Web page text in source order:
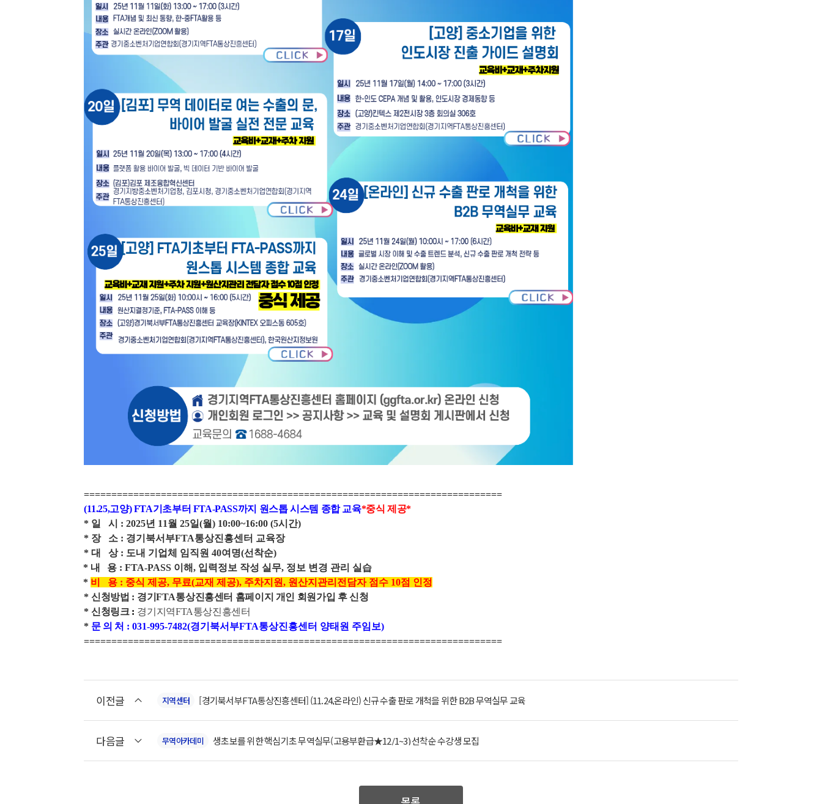
============================================================================
(11.25,고양) FTA기초부터 FTA-PASS까지 원스톱 시스템 종합 교육*중식 제공*
* 일 시 : 2025년 11월 25일(월) 10:00~16:00 (5시간)
* 장 소 : 경기북서부FTA통상진흥센터 교육장
* 대 상: 도내 기업체 임직원 40여명(선착순)
* 내 용 : FTA-PASS 이해, 입력정보 작성 실무, 정보 변경 관리 실습
* 비 용 : 중식 제공, 무료(교재 제공), 주차지원, 원산지관리전담자 점수 10점 인정
* 신청방법 : 경기FTA통상진흥센터 홈페이지 개인 회원가입 후 신청
* 신청링크: 경기지역FTA통상진흥센터
* 문 의 처 : 031-995-7482(경기북서부FTA통상진흥센터 양태원 주임보)
============================================================================
이전글 지역센터 [경기북서부FTA통상진흥센터] (11.24,온라인) 신규 수출 판로 개척을 위한 B2B 무역실무 교육
다음글 무역아카데미 생초보를 위한 핵심기초 무역실무(고용부환급★12/1~3) 선착순 수강생 모집
목록